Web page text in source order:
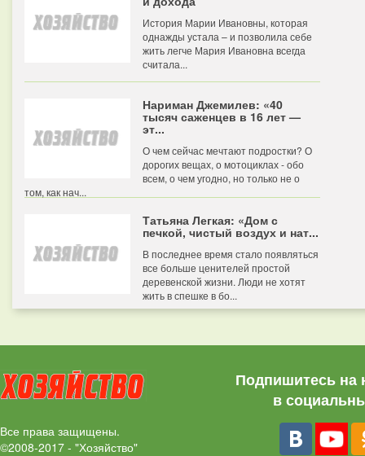
История Марии Ивановны, которая
однажды устала – и позволила себе
жить легче Мария Ивановна всегда
считала...
Нариман Джемилев: «40
тысяч саженцев в 16 лет —
эт...
О чем сейчас мечтают подростки? О
дорогих вещах, о мотоциклах - обо
всем, о чем угодно, но только не о
том, как нач...
Татьяна Легкая: «Дом с
печкой, чистый воздух и нат...
В последнее время стало появляться
все больше ценителей простой
деревенской жизни. Люди не хотят
жить в спешке в бо...
Все права защищены.
©2008-2017 - "Хозяйство"
Подпишитесь на
в